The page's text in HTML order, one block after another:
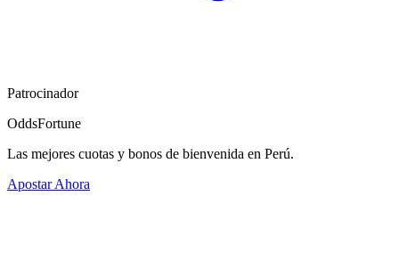
Patrocinador
OddsFortune
Las mejores cuotas y bonos de bienvenida en Perú.
Apostar Ahora